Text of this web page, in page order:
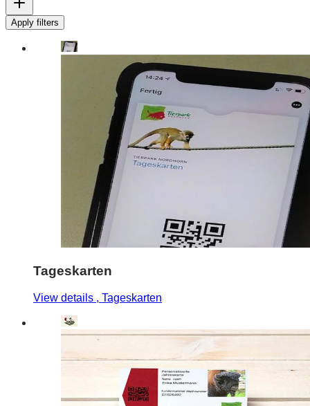
Apply filters
Tageskarten
View details , Tageskarten